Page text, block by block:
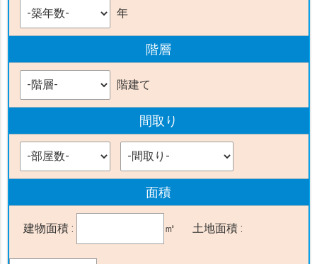
年
階層
階建て
間取り
面積
建物面積 : ㎡ 土地面積 :